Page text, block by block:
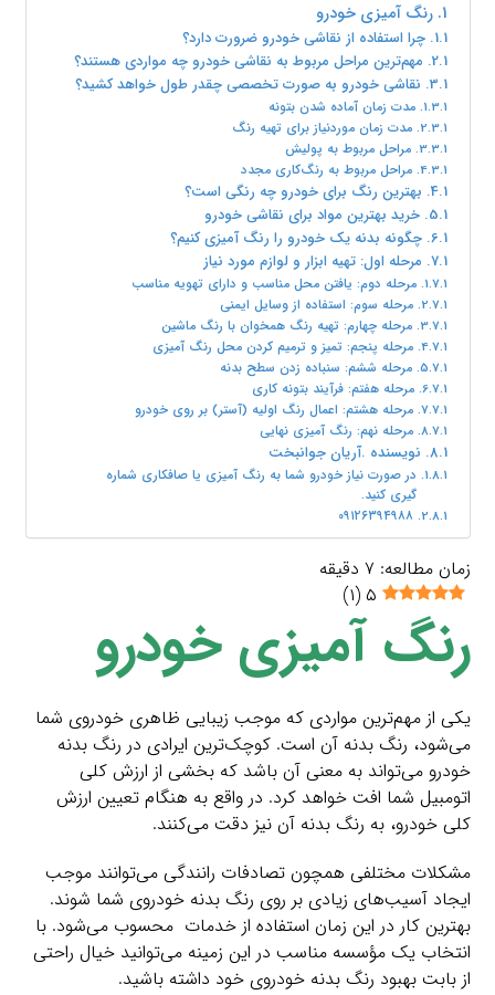
رنگ آمیزی خودرو
چرا استفاده از نقاشی خودرو ضرورت دارد؟
مهم‌ترین مراحل مربوط به نقاشی خودرو چه مواردی هستند؟
نقاشی خودرو به صورت تخصصی چقدر طول خواهد کشید؟
مدت زمان آماده شدن بتونه
مدت زمان موردنیاز برای تهیه رنگ
مراحل مربوط به پولیش
مراحل مربوط به رنگ‌‌کاری مجدد‌
بهترین رنگ برای خودرو چه رنگی است؟
خرید بهترین مواد برای نقاشی خودرو
چگونه بدنه یک خودرو را رنگ آمیزی کنیم؟
مرحله اول: تهیه ابزار و لوازم مورد نیاز
مرحله دوم: یافتن محل مناسب و دارای تهویه مناسب
مرحله سوم: استفاده از وسایل ایمنی
مرحله چهارم: تهیه رنگ همخوان با رنگ ماشین
مرحله پنجم: تمیز و ترمیم کردن محل رنگ آمیزی
مرحله ششم: سنباده زدن سطح بدنه
مرحله هفتم: فرآیند بتونه کاری
مرحله هشتم: اعمال رنگ اولیه (آستر) بر روی خودرو
مرحله نهم: رنگ آمیزی نهایی
نویسنده .آریان جوانبخت
در صورت نیاز خودرو شما به رنگ آمیزی یا صافکاری شماره
گیری کنید.
۰۹۱۲۶۳۹۴۹۸۸
زمان مطالعه: ۷ دقیقه
۵ (۱)
رنگ آمیزی خودرو
یکی از مهم‌ترین مواردی که موجب زیبایی ظاهری خودروی شما
می‌شود، رنگ بدنه آن است. کوچک‌ترین ایرادی در رنگ بدنه
خودرو می‌‌تواند به معنی آن باشد که بخشی از ارزش کلی
اتومبیل شما افت خواهد کرد. در واقع به هنگام تعیین ارزش
کلی خودرو،‌ به رنگ بدنه آن نیز دقت می‌کنند.
مشکلات مختلفی همچون تصادفات رانندگی می‌توانند موجب
ایجاد آسیب‌های زیادی بر روی رنگ بدنه خودروی شما شوند.
بهترین کار در این زمان استفاده از خدمات محسوب می‌شود. با
انتخاب یک مؤسسه مناسب در این زمینه می‌توانید خیال راحتی
از بابت بهبود رنگ بدنه خودروی خود داشته باشید.